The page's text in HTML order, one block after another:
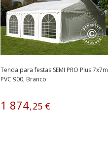
Tenda para festas SEMI PRO Plus 7x7m
PVC 900, Branco
1 874,25 €